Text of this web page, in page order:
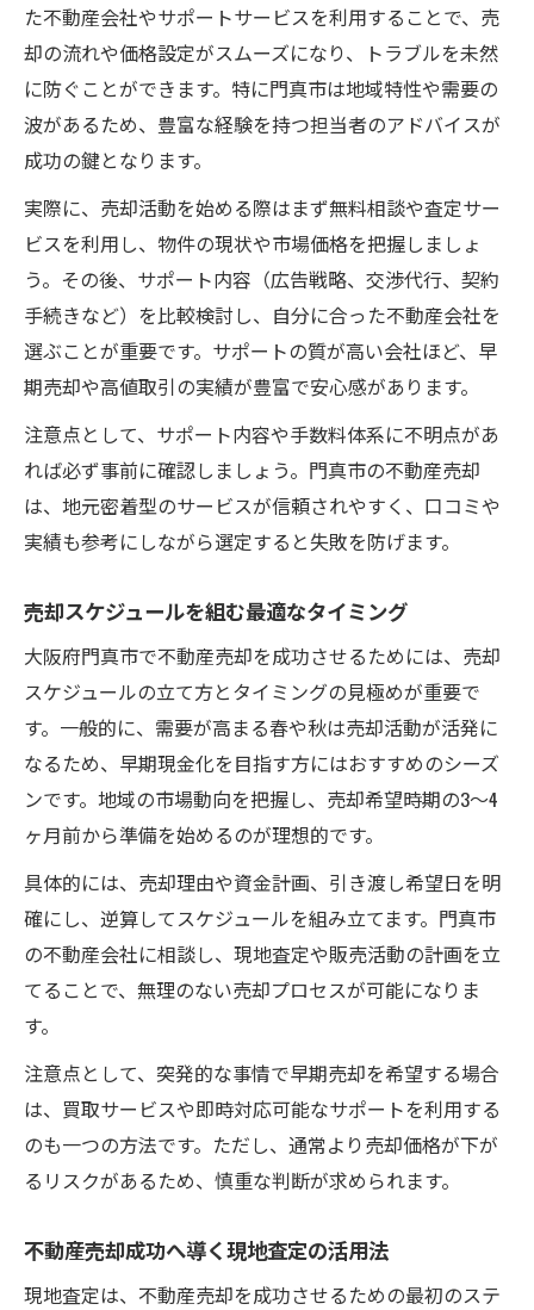
た不動産会社やサポートサービスを利用することで、売
却の流れや価格設定がスムーズになり、トラブルを未然
に防ぐことができます。特に門真市は地域特性や需要の
波があるため、豊富な経験を持つ担当者のアドバイスが
成功の鍵となります。
実際に、売却活動を始める際はまず無料相談や査定サー
ビスを利用し、物件の現状や市場価格を把握しましょ
う。その後、サポート内容（広告戦略、交渉代行、契約
手続きなど）を比較検討し、自分に合った不動産会社を
選ぶことが重要です。サポートの質が高い会社ほど、早
期売却や高値取引の実績が豊富で安心感があります。
注意点として、サポート内容や手数料体系に不明点があ
れば必ず事前に確認しましょう。門真市の不動産売却
は、地元密着型のサービスが信頼されやすく、口コミや
実績も参考にしながら選定すると失敗を防げます。
売却スケジュールを組む最適なタイミング
大阪府門真市で不動産売却を成功させるためには、売却
スケジュールの立て方とタイミングの見極めが重要で
す。一般的に、需要が高まる春や秋は売却活動が活発に
なるため、早期現金化を目指す方にはおすすめのシーズ
ンです。地域の市場動向を把握し、売却希望時期の3～4
ヶ月前から準備を始めるのが理想的です。
具体的には、売却理由や資金計画、引き渡し希望日を明
確にし、逆算してスケジュールを組み立てます。門真市
の不動産会社に相談し、現地査定や販売活動の計画を立
てることで、無理のない売却プロセスが可能になりま
す。
注意点として、突発的な事情で早期売却を希望する場合
は、買取サービスや即時対応可能なサポートを利用する
のも一つの方法です。ただし、通常より売却価格が下が
るリスクがあるため、慎重な判断が求められます。
不動産売却成功へ導く現地査定の活用法
現地査定は、不動産売却を成功させるための最初のステ